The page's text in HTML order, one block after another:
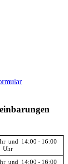
und 14:00 - 16:00
Uhr
und 14:00 - 16:00